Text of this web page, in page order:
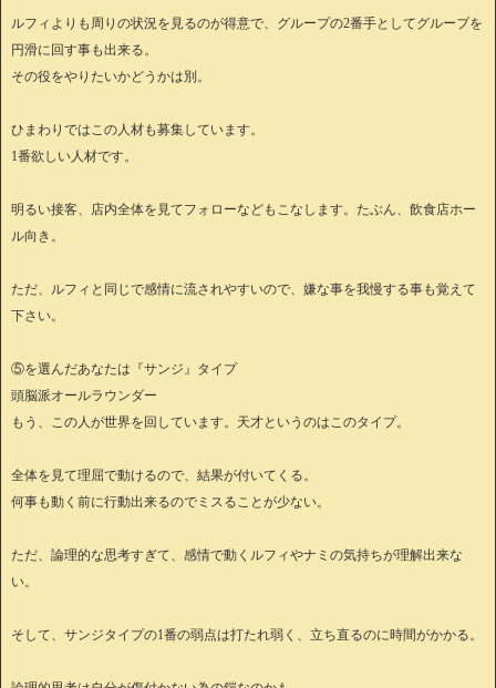
ルフィよりも周りの状況を見るのが得意で、グループの2番手としてグループを
円滑に回す事も出来る。
その役をやりたいかどうかは別。
ひまわりではこの人材も募集しています。
1番欲しい人材です。
明るい接客、店内全体を見てフォローなどもこなします。たぶん、飲食店ホー
ル向き。
ただ、ルフィと同じで感情に流されやすいので、嫌な事を我慢する事も覚えて
下さい。
⑤を選んだあなたは『サンジ』タイプ
頭脳派オールラウンダー
もう、この人が世界を回しています。天才というのはこのタイプ。
全体を見て理屈で動けるので、結果が付いてくる。
何事も動く前に行動出来るのでミスることが少ない。
ただ、論理的な思考すぎて、感情で動くルフィやナミの気持ちが理解出来な
い。
そして、サンジタイプの1番の弱点は打たれ弱く、立ち直るのに時間がかかる。